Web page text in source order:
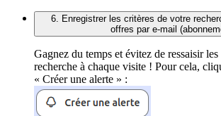
6. Enregistrer les critères de votre
offres par e-mail
Gagnez du temps et évitez de ressaisir
recherche à chaque visite ! Pour cela,
« Créer une alerte » :